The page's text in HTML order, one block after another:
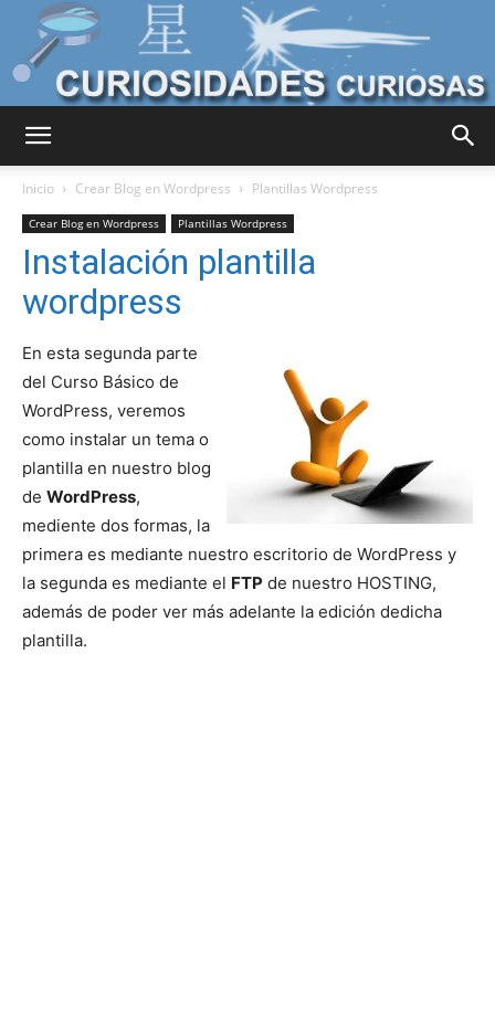
Curiosas
Inicio Crear Blog en Wordpress Plantillas Wordpress
Crear Blog en Wordpress Plantillas Wordpress
Instalación plantilla
wordpress
En esta segunda parte
del Curso Básico de
WordPress, veremos
como instalar un tema o
plantilla en nuestro blog
de WordPress,
mediente dos formas, la
primera es mediante nuestro escritorio de WordPress y
la segunda es mediante el FTP de nuestro HOSTING,
además de poder ver más adelante la edición dedicha
plantilla.